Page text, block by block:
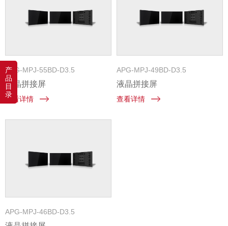
APG-MPJ-55BD-D3.5
液晶拼接屏
查看详情
APG-MPJ-49BD-D3.5
液晶拼接屏
查看详情
APG-MPJ-46BD-D3.5
产
品
目
录